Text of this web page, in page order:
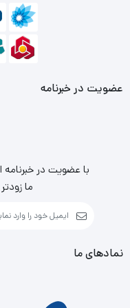
ماوس
مناسب کار برای
عضویت در خبرنامه
با عضویت در
ما
نمادهای ما